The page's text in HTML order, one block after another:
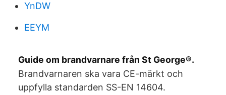
YnDW
EEYM
Guide om brandvarnare från St George®.
Brandvarnaren ska vara CE-märkt och
uppfylla standarden SS-EN 14604.